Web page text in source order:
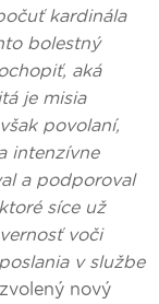
kardinála
bolestný
aká
je misia
povolaní,
intenzívne
a podporoval
síce už
voči
v službe
nový